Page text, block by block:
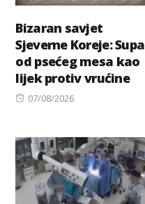
Bizaran savjet
Sjeverne Koreje: Supa
od psećeg mesa kao
lijek protiv vrućine
Posted
07/08/2026